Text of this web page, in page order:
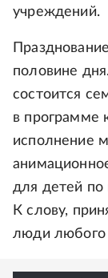
учреждений.
половине
состоится
в программе
исполнение
для детей по
К слову,
люди любого